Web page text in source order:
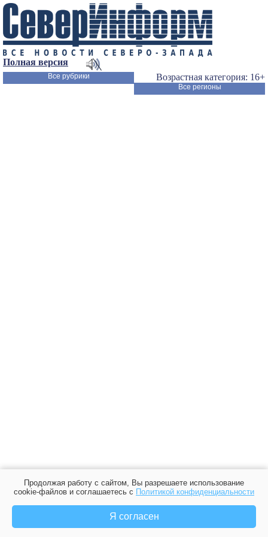
Полная версия
Возрастная категория: 16+
Все рубрики
Все регионы
Продолжая работу с сайтом, Вы разрешаете использование
cookie-файлов и соглашаетесь с Политикой конфиденциальности
Я согласен